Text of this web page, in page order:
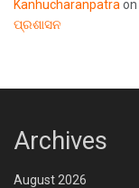
Kanhucharanpatra on
ପ୍ରଶାସନ
Archives
August 2026